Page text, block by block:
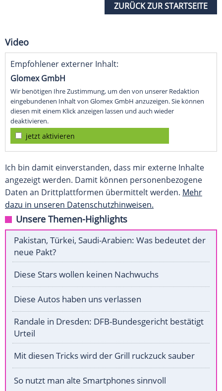
ZURÜCK ZUR STARTSEITE
Video
Empfohlener externer Inhalt:
Glomex GmbH
Wir benötigen Ihre Zustimmung, um den von unserer Redaktion
eingebundenen Inhalt von Glomex GmbH anzuzeigen. Sie können
diesen mit einem Klick anzeigen lassen und auch wieder
deaktivieren.
jetzt aktivieren
Ich bin damit einverstanden, dass mir externe Inhalte
angezeigt werden. Damit können personenbezogene
Daten an Drittplattformen übermittelt werden. Mehr
dazu in unseren Datenschutzhinweisen.
Unsere Themen-Highlights
Pakistan, Türkei, Saudi-Arabien: Was bedeutet der
neue Pakt?
Diese Stars wollen keinen Nachwuchs
Diese Autos haben uns verlassen
Randale in Dresden: DFB-Bundesgericht bestätigt
Urteil
Mit diesen Tricks wird der Grill ruckzuck sauber
So nutzt man alte Smartphones sinnvoll